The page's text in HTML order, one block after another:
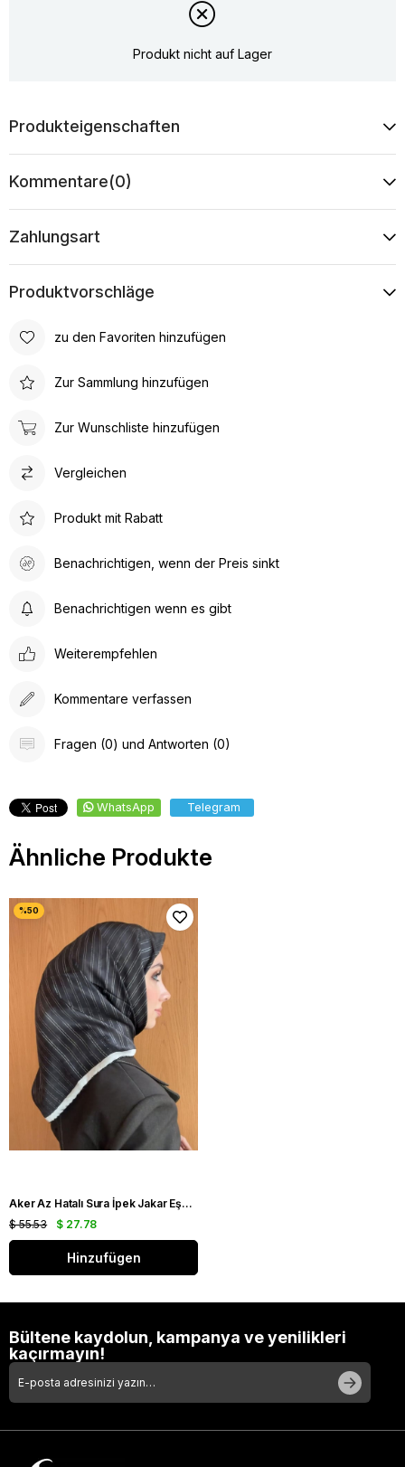
Produkt nicht auf Lager
Produkteigenschaften
Kommentare(0)
Zahlungsart
Produktvorschläge
zu den Favoriten hinzufügen
Zur Sammlung hinzufügen
Zur Wunschliste hinzufügen
Vergleichen
Produkt mit Rabatt
Benachrichtigen, wenn der Preis sinkt
Benachrichtigen wenn es gibt
Weiterempfehlen
Kommentare verfassen
Fragen (0) und Antworten (0)
WhatsApp Telegram
Ähnliche Produkte
Aker Az Hatalı Sura İpek Jakar Eşarp IST 03229 Siyah Gümüş Simli Desen
$ 27.78
$ 55.53
Hinzufügen
Bültene kaydolun, kampanya ve yenilikleri
kaçırmayın!